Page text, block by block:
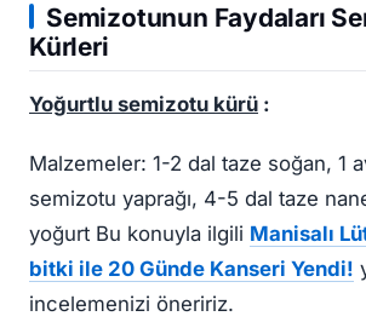
Semizotunun Faydaları
Kürleri
Yoğurtlu semizotu kürü :
Malzemeler: 1-2 dal taze soğan, 1
semizotu yaprağı, 4-5 dal taze
yoğurt Bu konuyla ilgili Manisalı
bitki ile 20 Günde Kanseri Yendi!
incelemenizi öneririz.